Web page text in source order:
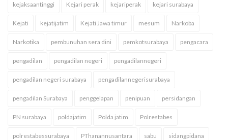
kejaksaantinggi Kejari perak kejariperak kejari surabaya
Kejati kejatijatim Kejati Jawa timur mesum Narkoba
Narkotika pembunuhan sera dini pemkotsurabaya pengacara
pengadilan pengadilan negeri pengadilannegeri
pengadilan negeri surabaya pengadilannegerisurabaya
pengadilan Surabaya penggelapan penipuan persidangan
PN surabaya poldajatim Polda jatim Polrestabes
polrestabessurabaya PThanannusantara sabu sidangpidana